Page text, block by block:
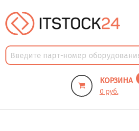
КОРЗИНА
0 руб.